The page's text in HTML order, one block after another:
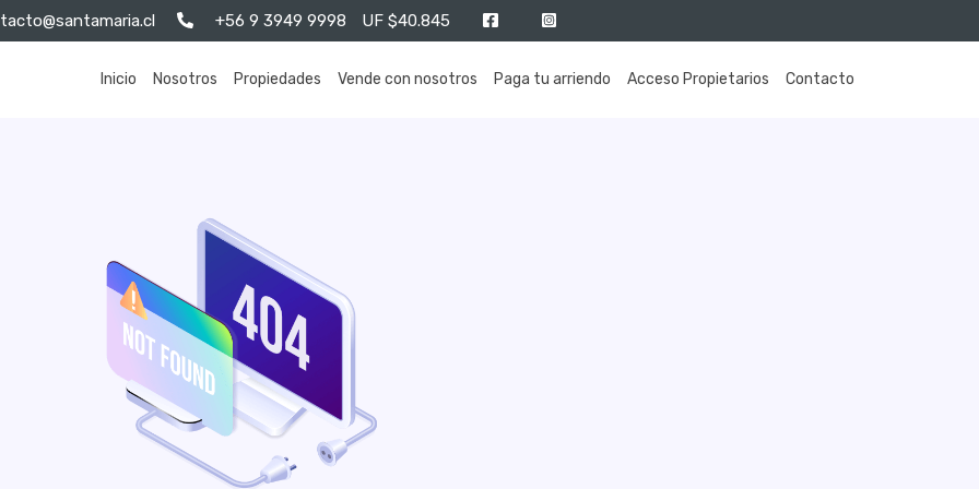
+56 9 3949 9998 UF $40.845
Inicio Nosotros Propiedades Vende con nosotros Paga tu arriendo Acceso Propietarios Contacto